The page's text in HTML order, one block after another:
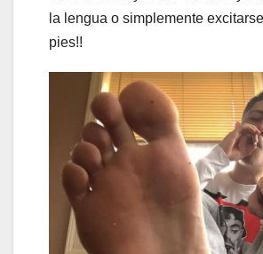
la lengua o simplemente
pies!!